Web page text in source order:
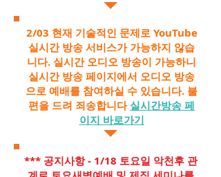
2/03 현재 기술적인 문제로 YouTube
실시간 방송 서비스가 가능하지 않습
니다. 실시간 오디오 방송이 가능하니
실시간 방송 페이지에서 오디오 방송
으로 예배를 참여하실 수 있습니다. 불
편을 드려 죄송합니다 실시간방송 페
이지 바로가기
*** 공지사항 - 1/18 토요일 악천후 관